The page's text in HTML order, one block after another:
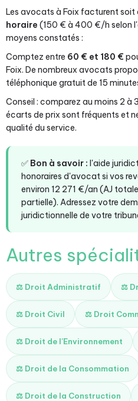
Les avocats à Foix facturent soit
horaire (150 € à 400 €/h selon
moyens constatés :
Comptez entre 60 € et 180 €
Foix. De nombreux avocats
téléphonique gratuit de 15
Conseil : comparez au moins 2 à
écarts de prix sont fréquents et
qualité du service.
✅ Bon à savoir : l'aide
honoraires d'avocat si vos
environ 12 271 €/an (AJ
partielle). Adressez votre
juridictionnelle de votre
Autres
⚖️ Droit Administratif ⚖️
⚖️ Droit Civil ⚖️ Droit
⚖️ Droit de l'Environnement
⚖️ Droit de la Consommation
⚖️ Droit de la Construction